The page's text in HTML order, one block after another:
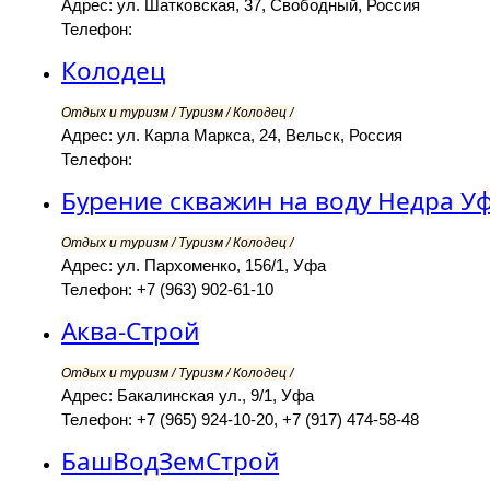
Адрес: ул. Шатковская, 37, Свободный, Россия
Телефон:
Колодец
Отдых и туризм / Туризм / Колодец /
Адрес: ул. Карла Маркса, 24, Вельск, Россия
Телефон:
Бурение скважин на воду Недра
Отдых и туризм / Туризм / Колодец /
Адрес: ул. Пархоменко, 156/1, Уфа
Телефон: +7 (963) 902-61-10
Аква-Строй
Отдых и туризм / Туризм / Колодец /
Адрес: Бакалинская ул., 9/1, Уфа
Телефон: +7 (965) 924-10-20, +7 (917) 474-58-48
БашВодЗемСтрой